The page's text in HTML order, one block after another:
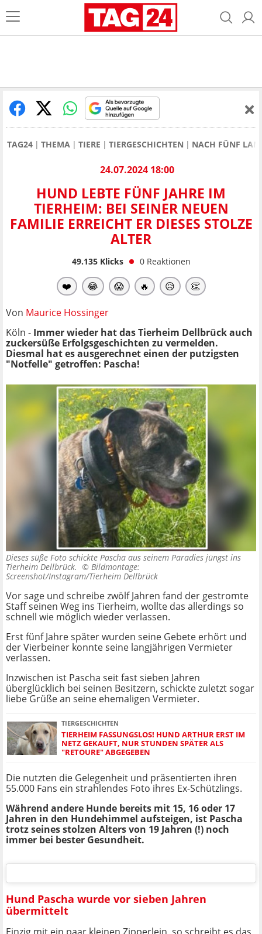
TAG24 THEMA TIERE TIERGESCHICHTEN NACH FÜNF
24.07.2024 18:00
HUND LEBTE FÜNF JAHRE IM
TIERHEIM: BEI SEINER NEUEN
FAMILIE ERREICHT ER DIESES STOLZE
ALTER
49.135Klicks 0 Reaktionen
❤️ 😂 😱 🔥 😥 👏
Von Maurice Hossinger
Köln - Immer wieder hat das Tierheim Dellbrück auch
zuckersüße Erfolgsgeschichten zu vermelden.
Diesmal hat es ausgerechnet einen der putzigsten
"Notfelle" getroffen: Pascha!
Dieses süße Foto schickte Pascha aus seinem Paradies jüngst ins
Tierheim Dellbrück. © Bildmontage:
Screenshot/Instagram/Tierheim Dellbrück
Vor sage und schreibe zwölf Jahren fand der gestromte
Staff seinen Weg ins Tierheim, wollte das allerdings so
schnell wie möglich wieder verlassen.
Erst fünf Jahre später wurden seine Gebete erhört und
der Vierbeiner konnte seine langjährigen Vermieter
verlassen.
Inzwischen ist Pascha seit fast sieben Jahren
überglücklich bei seinen Besitzern, schickte zuletzt sogar
liebe Grüße an seine ehemaligen Vermieter.
TIERGESCHICHTEN
TIERHEIM FASSUNGSLOS! HUND ARTHUR ERST IM
NETZ GEKAUFT, NUR STUNDEN SPÄTER ALS
"RETOURE" ABGEGEBEN
Die nutzten die Gelegenheit und präsentierten ihren
55.000 Fans ein strahlendes Foto ihres Ex-Schützlings.
Während andere Hunde bereits mit 15, 16 oder 17
Jahren in den Hundehimmel aufsteigen, ist Pascha
trotz seines stolzen Alters von 19 Jahren (!) noch
immer bei bester Gesundheit.
Hund Pascha wurde vor sieben Jahren
übermittelt